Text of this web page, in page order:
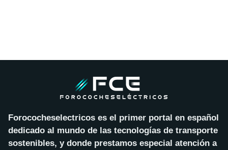
Forococheselectricos es el primer portal en español
dedicado al mundo de las tecnologías de transporte
sostenibles, y donde prestamos especial atención a